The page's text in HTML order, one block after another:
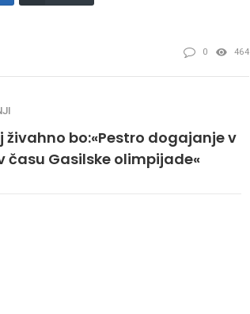
0 464
živahno bo:«Pestro dogajanje v
času Gasilske olimpijade«